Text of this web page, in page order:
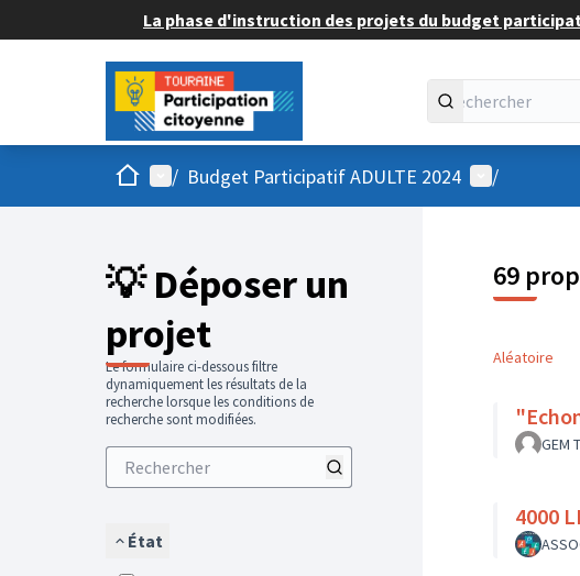
La phase d'instruction des projets du budget
AccueilMenu principal
/ Budget Participatif ADULTE 2024 Menu
/
💡 Déposer un
projet
Le formulaire ci-dessous filtre
dynamiquement les résultats de la
recherche lorsque les conditions de
recherche sont modifiées.
État
69
Aléatoire
GEM
4000